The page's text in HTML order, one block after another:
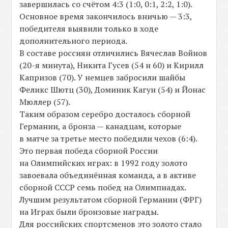
завершилась со счётом 4:3 (1:0, 0:1, 2:2, 1:0).
Основное время закончилось вничью — 3:3,
победителя выявили только в ходе
дополнительного периода.
В составе россиян отличились Вячеслав Войнов
(20-я минута), Никита Гусев (54 и 60) и Кирилл
Капризов (70). У немцев забросили шайбы
Феликс Шютц (30), Доминик Кагун (54) и Йонас
Мюллер (57).
Таким образом серебро досталось сборной
Германии, а бронза — канадцам, которые
в матче за третье место победили чехов (6:4).
Это первая победа сборной России
на Олимпийских играх: в 1992 году золото
завоевала объединённая команда, а в активе
сборной СССР семь побед на Олимпиадах.
Лучшим результатом сборной Германии (ФРГ)
на Играх были бронзовые награды.
Для российских спортсменов это золото стало